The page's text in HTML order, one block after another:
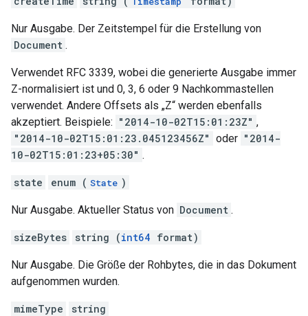
Nur Ausgabe. Der Zeitstempel für die Erstellung von
Document .
Verwendet RFC 3339, wobei die generierte Ausgabe immer
Z-normalisiert ist und 0, 3, 6 oder 9 Nachkommastellen
verwendet. Andere Offsets als „Z“ werden ebenfalls
akzeptiert. Beispiele: "2014-10-02T15:01:23Z" ,
"2014-10-02T15:01:23.045123456Z" oder "2014-
10-02T15:01:23+05:30" .
state enum ( State )
Nur Ausgabe. Aktueller Status von Document .
sizeBytes string (int64 format)
Nur Ausgabe. Die Größe der Rohbytes, die in das Dokument
aufgenommen wurden.
mimeType string